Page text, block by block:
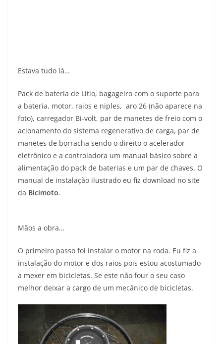
Estava tudo lá…
Pack de bateria de Lítio, bagageiro com o suporte para
a bateria, motor, raios e niples, aro 26 (não aparece na
foto), carregador Bi-volt, par de manetes de freio com o
acionamento do sistema regenerativo de carga, par de
manetes de borracha sendo o direito o acelerador
eletrônico e a controladora um manual básico sobre a
alimentação do pack de baterias e um par de chaves. O
manual de instalação ilustrado eu fiz download no site
da Bicimoto.
Mãos a obra…
O primeiro passo foi instalar o motor na roda. Eu fiz a
instalação do motor e dos raios pois estou acostumado
a mexer em bicicletas. Se este não four o seu caso
melhor deixar a cargo de um mecânico de bicicletas.